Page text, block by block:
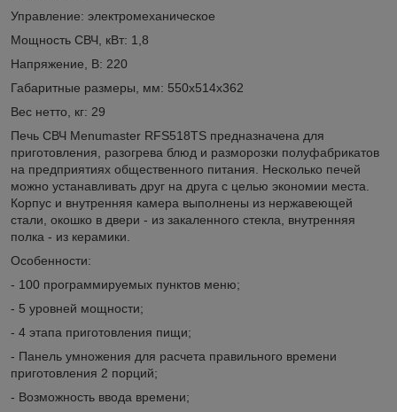
Управление: электромеханическое
Мощность СВЧ, кВт: 1,8
Напряжение, В: 220
Габаритные размеры, мм: 550х514х362
Вес нетто, кг: 29
Печь СВЧ Menumaster RFS518TS предназначена для
приготовления, разогрева блюд и разморозки полуфабрикатов
на предприятиях общественного питания. Несколько печей
можно устанавливать друг на друга с целью экономии места.
Корпус и внутренняя камера выполнены из нержавеющей
стали, окошко в двери - из закаленного стекла, внутренняя
полка - из керамики.
Особенности:
- 100 программируемых пунктов меню;
- 5 уровней мощности;
- 4 этапа приготовления пищи;
- Панель умножения для расчета правильного времени
приготовления 2 порций;
- Возможность ввода времени;